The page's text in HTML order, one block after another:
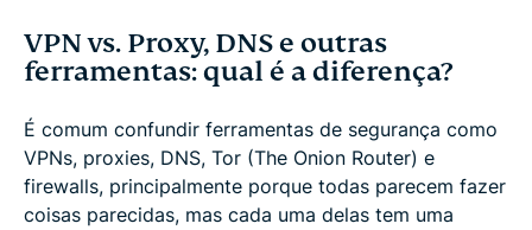
VPN vs. Proxy, DNS e outras
ferramentas: qual é a diferença?
É comum confundir ferramentas de segurança como
VPNs, proxies, DNS, Tor (The Onion Router) e
firewalls, principalmente porque todas parecem fazer
coisas parecidas, mas cada uma delas tem uma